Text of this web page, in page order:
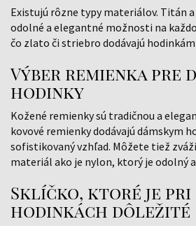
Existujú rôzne typy materiálov. Titán a
odolné a elegantné možnosti na
čo zlato či striebro dodávajú
Výber remienka pre
hodinky
Kožené remienky sú tradičnou a
kovové remienky dodávajú dámskym
sofistikovaný vzhľad. Môžete tiež
materiál ako je nylon, ktorý je odolný
Sklíčko, ktoré je pri
hodinkách dôležité